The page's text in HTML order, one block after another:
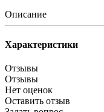
Описание
Характеристики
Отзывы
Отзывы
Нет оценок
Оставить отзыв